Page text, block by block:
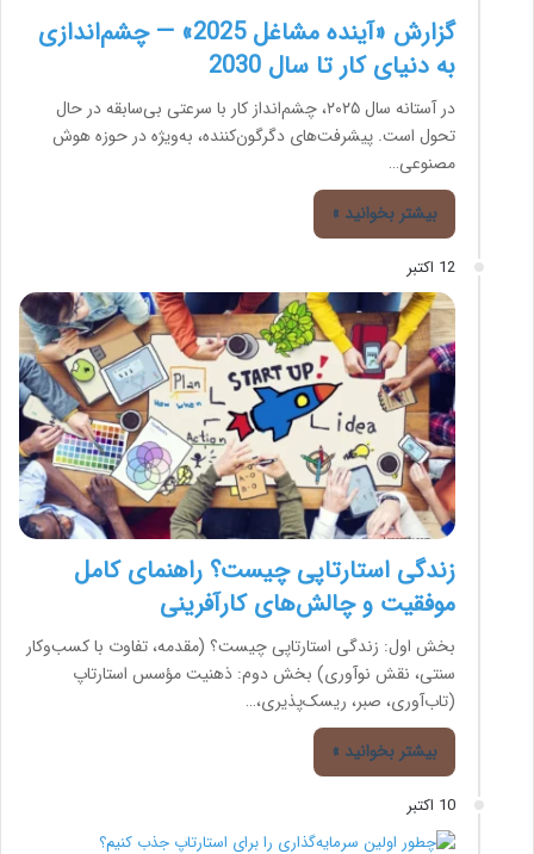
گزارش «آینده مشاغل 2025» — چشم‌اندازی
به دنیای کار تا سال 2030
در آستانه سال ۲۰۲۵، چشم‌انداز کار با سرعتی بی‌سابقه در حال
تحول است. پیشرفت‌های دگرگون‌کننده، به‌ویژه در حوزه هوش
مصنوعی…
بیشتر بخوانید »
12 اکتبر
زندگی استارتاپی چیست؟ راهنمای کامل
موفقیت و چالش‌های کارآفرینی
بخش اول: زندگی استارتاپی چیست؟ (مقدمه، تفاوت با کسب‌وکار
سنتی، نقش نوآوری) بخش دوم: ذهنیت مؤسس استارتاپ
(تاب‌آوری، صبر، ریسک‌پذیری،…
بیشتر بخوانید »
10 اکتبر